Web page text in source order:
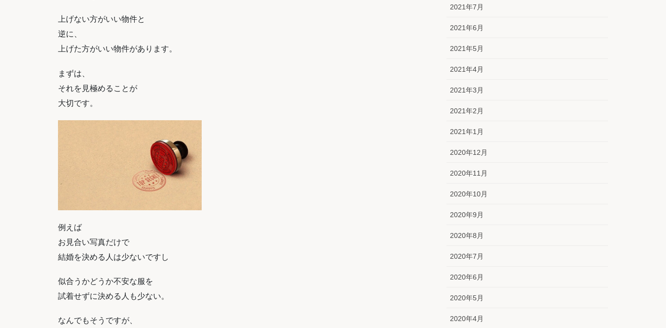
上げない方がいい物件と
逆に、
上げた方がいい物件があります。
まずは、
それを見極めることが
大切です。
例えば
お見合い写真だけで
結婚を決める人は少ないですし
似合うかどうか不安な服を
試着せずに決める人も少ない。
なんでもそうですが、
2021年7月
2021年6月
2021年5月
2021年4月
2021年3月
2021年2月
2021年1月
2020年12月
2020年11月
2020年10月
2020年9月
2020年8月
2020年7月
2020年6月
2020年5月
2020年4月